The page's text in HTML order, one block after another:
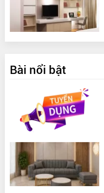
Bài nổi bật